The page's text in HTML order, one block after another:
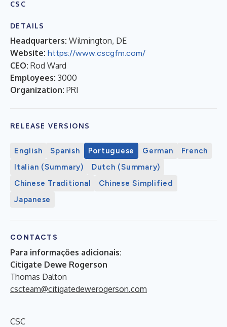
CSC
DETAILS
Headquarters: Wilmington, DE
Website: https://www.cscgfm.com/
CEO: Rod Ward
Employees: 3000
Organization: PRI
RELEASE VERSIONS
English Spanish Portuguese German
French
Italian (Summary)
Dutch (Summary)
Chinese Traditional
Chinese Simplified
Japanese
CONTACTS
Para informações adicionais:
Citigate Dewe Rogerson
Thomas Dalton
cscteam@citigatedewerogerson.com
CSC